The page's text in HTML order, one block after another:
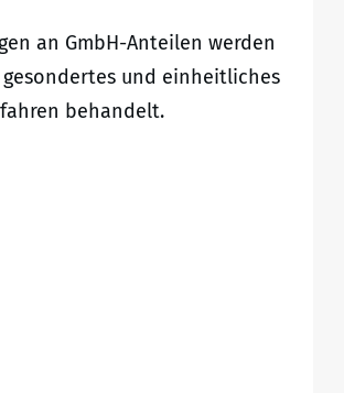
an GmbH-Anteilen werden
und einheitliches
behandelt.